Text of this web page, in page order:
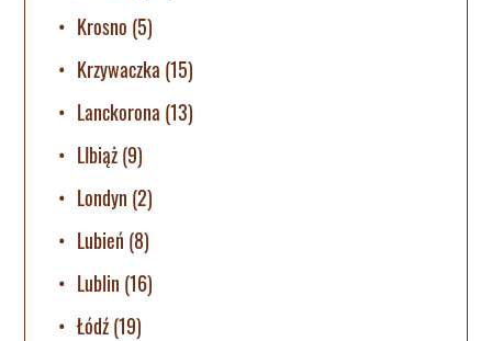
Krosno (5)
Krzywaczka (15)
Lanckorona (13)
LIbiąż(9)
Londyn (2)
Lubień (8)
Lublin (16)
Łódź(19)